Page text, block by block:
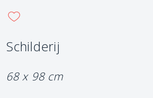
Schilderij
68 x 98 cm